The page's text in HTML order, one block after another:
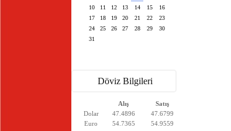
10
11 12 13 14 15
16
17
18 19 20 21 22
23
24
25 26 27 28 29
30
31
Döviz Bilgileri
Alış
Satış
Dolar
47.4896
47.6799
Euro
54.7365 54.9559